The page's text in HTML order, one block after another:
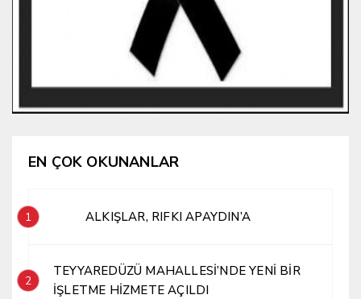
EN ÇOK OKUNANLAR
1 ALKIŞLAR, RIFKI APAYDIN’A
2
TEYYAREDÜZÜ MAHALLESİ’NDE YENİ BİR
İŞLETME HİZMETE AÇILDI